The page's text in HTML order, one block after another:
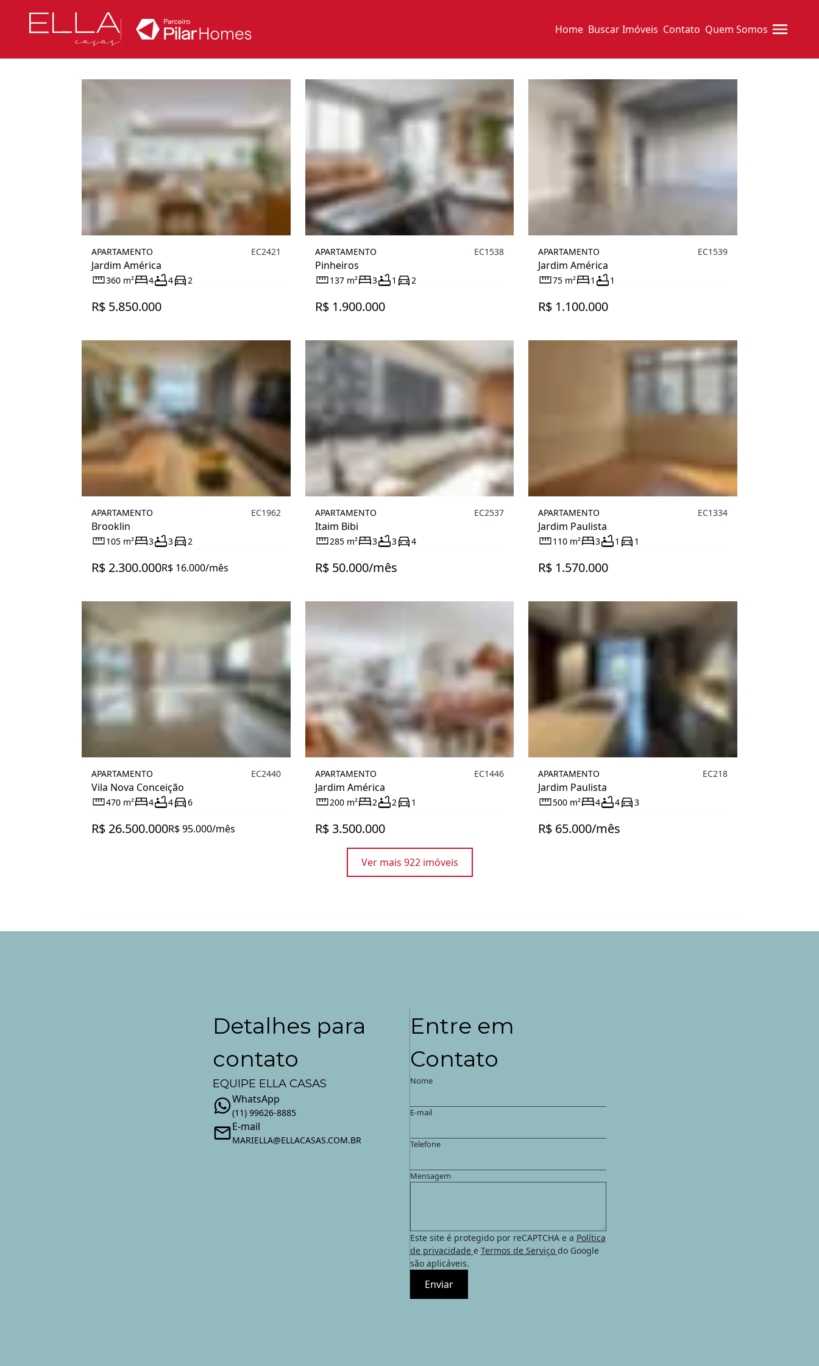
Home Buscar Imóveis Contato Quem Somos
Apartamento
APARTAMENTO
Jardim América
EC2421
360 m² 4 4 2
R$ 5.850.000
APARTAMENTO
Pinheiros
EC1538
137 m² 3 1 2
R$ 1.900.000
APARTAMENTO
Jardim América
EC1539
75 m² 1 1
R$ 1.100.000
APARTAMENTO
Brooklin
EC1962
105 m² 3 3 2
R$ 2.300.000R$ 16.000/mês
APARTAMENTO
Itaim Bibi
EC2537
285 m² 3 3 4
R$ 50.000/mês
APARTAMENTO
Jardim Paulista
EC1334
110 m² 3 1 1
R$ 1.570.000
APARTAMENTO
Vila Nova Conceição
EC2440
470 m² 4 4 6
R$ 26.500.000R$ 95.000/mês
APARTAMENTO
Jardim América
EC1446
200 m² 2 2 1
R$ 3.500.000
APARTAMENTO
Jardim Paulista
EC218
500 m² 4 4 3
R$ 65.000/mês
Ver mais 922 imóveis
Detalhes para
contato
EQUIPE ELLA CASAS
WhatsApp
(11) 99626-8885
E-mail
MARIELLA@ELLACASAS.COM.BR
Entre em
Contato
Nome
E-mail
Telefone
Mensagem
Este site é protegido por reCAPTCHA e a Política
de privacidade e Termos de Serviço do Google
são aplicáveis.
Enviar